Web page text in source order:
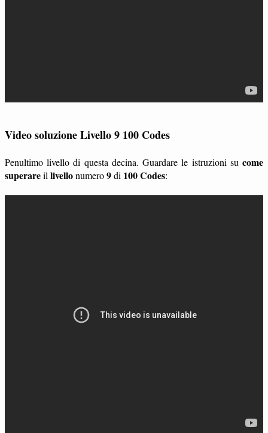
Video soluzione Livello 9 100 Codes
Penultimo livello di questa decina. Guardare le istruzioni su come
superareil livellonumero9di 100 Codes: